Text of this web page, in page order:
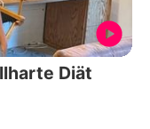
Diät